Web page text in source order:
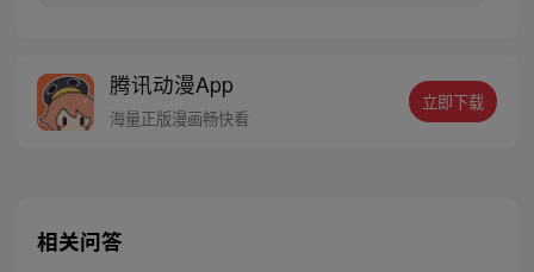
腾讯动漫App
海量正版漫画畅快看
立即下载
相关问答